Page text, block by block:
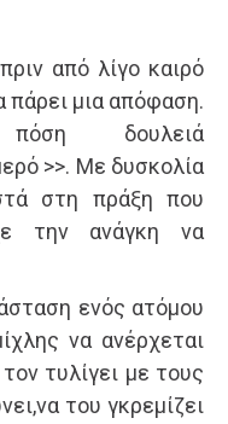
από λίγο καιρό
πάρει μια απόφαση.
πόση δουλειά
>>. Με δυσκολία
στη πράξη που
την ανάγκη να
ενός ατόμου
να ανέρχεται
τυλίγει με τους
του γκρεμίζει